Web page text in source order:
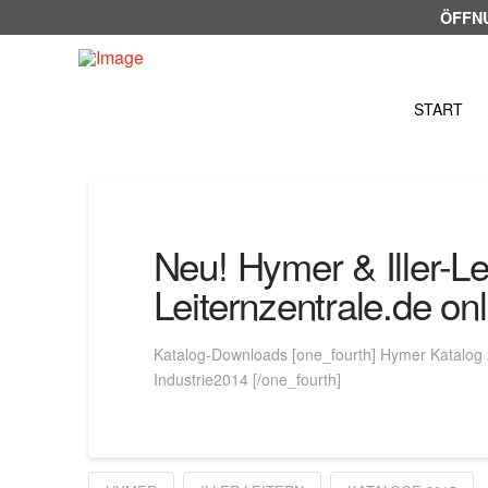
START
Neu! Hymer & Iller-
Leiternzentrale.de
Katalog-Downloads [one_fourth] Hymer
Industrie2014 [/one_fourth]